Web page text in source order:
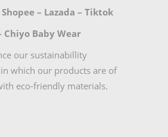
Shopee – Lazada – Tiktok
Chiyo Baby Wear
our sustainabillity
which our products are of
eco-friendly materials.